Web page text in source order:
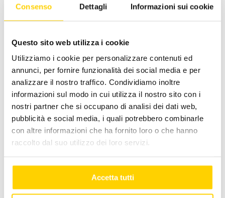
Consenso Dettagli Informazioni sui cookie
Questo sito web utilizza i cookie
Utilizziamo i cookie per personalizzare contenuti ed
annunci, per fornire funzionalità dei social media e per
analizzare il nostro traffico. Condividiamo inoltre
informazioni sul modo in cui utilizza il nostro sito con i
nostri partner che si occupano di analisi dei dati web,
pubblicità e social media, i quali potrebbero combinarle
con altre informazioni che ha fornito loro o che hanno
raccolto dal suo utilizzo dei loro servizi.
Accetta tutti
Related Posts